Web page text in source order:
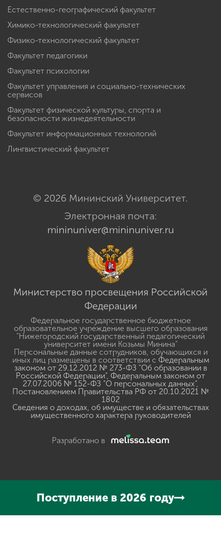
Естественно-географический факультет
Химико-технологический факультет
Физико-технологический факультет
Факультет педагогики
Факультет психологии
Факультет управления и социально-технических
сервисов
Факультет физической культуры, спорта и
безопасности жизнедеятельности
Факультет информационных технологий
Лингвистический факультет
© 2026 Мининский Университет.
Электронная почта:
mininuniver@mininuniver.ru
Министерство просвещения Российской
Федерации
Федеральное государственное бюджетное
образовательное учреждение высшего образования
"Нижегородский государственный педагогический
университет имени Козьмы Минина"
Персональные данные сотрудников, обучающихся и
иных лиц размещены в соответствии с Федеральным
законом от 29.12.2012 № 273-ФЗ "Об образовании в
Российской Федерации", Федеральным законом от
27.07.2006 № 152-ФЗ "О персональных данных",
Постановлением Правительства РФ от 20.10.2021 №
1802
Сведения о доходах, об имуществе и обязательствах
имущественного характера руководителей
Разработано в
Поступление в 2026 году
ByGSpeech